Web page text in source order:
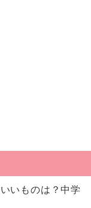
いものは？中学